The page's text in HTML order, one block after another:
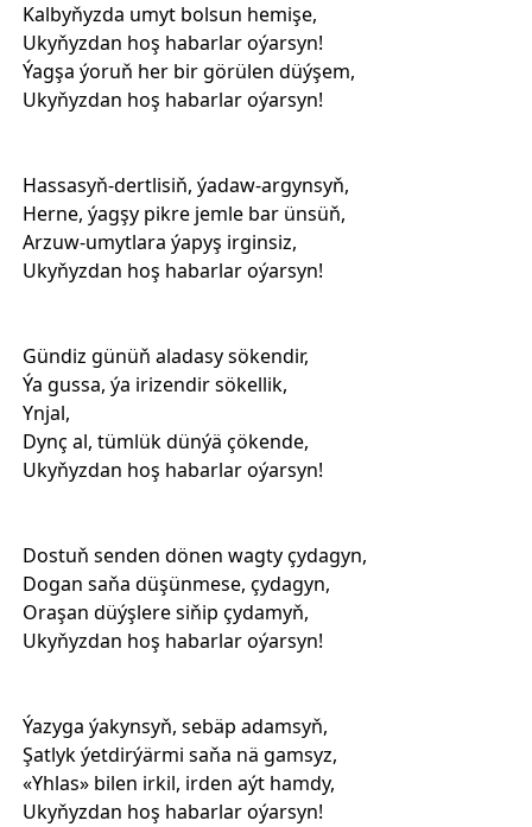
Kalbyňyzda umyt bolsun hemişe,
Ukyňyzdan hoş habarlar oýarsyn!
Ýagşa ýoruň her bir görülen düýşem,
Ukyňyzdan hoş habarlar oýarsyn!
Hassasyň-dertlisiň, ýadaw-argynsyň,
Herne, ýagşy pikre jemle bar ünsüň,
Arzuw-umytlara ýapyş irginsiz,
Ukyňyzdan hoş habarlar oýarsyn!
Gündiz günüň aladasy sökendir,
Ýa gussa, ýa irizendir sökellik,
Ynjal,
Dynç al, tümlük dünýä çökende,
Ukyňyzdan hoş habarlar oýarsyn!
Dostuň senden dönen wagty çydagyn,
Dogan saňa düşünmese, çydagyn,
Oraşan düýşlere siňip çydamyň,
Ukyňyzdan hoş habarlar oýarsyn!
Ýazyga ýakynsyň, sebäp adamsyň,
Şatlyk ýetdirýärmi saňa nä gamsyz,
«Yhlas» bilen irkil, irden aýt hamdy,
Ukyňyzdan hoş habarlar oýarsyn!